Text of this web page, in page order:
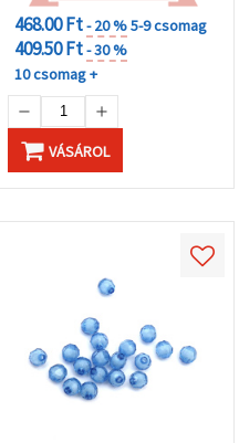
468.00 Ft- 20 %5-9 csomag
409.50 Ft- 30 %
10 csomag +
VÁSÁROL